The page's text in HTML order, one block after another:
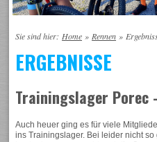
Sie sind hier: Home » Rennen »
ERGEBNISSE
Trainingslager Porec
Auch heuer ging es für viele
ins Trainingslager. Bei leider nicht